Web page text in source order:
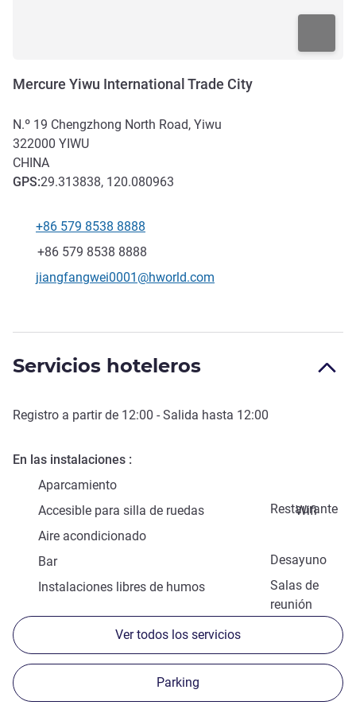
Mercure Yiwu International Trade City
N.º 19 Chengzhong North Road, Yiwu
322000 YIWU
CHINA
GPS:29.313838, 120.080963
Teléfono
+86 579 8538 8888
Fax
+86 579 8538 8888
Correo electrónico de contacto
jiangfangwei0001@hworld.com
Servicios hoteleros
Registro a partir de 12:00 - Salida hasta 12:00
En las instalaciones
Aparcamiento
Restaurante
Accesible para silla de ruedas
Wifi
Aire acondicionado
Desayuno
Bar
Salas de
reunión
Instalaciones libres de humos
Ver todos los servicios
Parking